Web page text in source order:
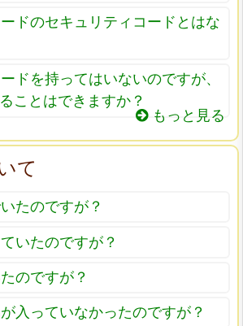
ドのセキュリティコードとはな
ドを持ってはいないのですが、
ことはできますか？
もっと見る
て
たのですが？
いたのですが？
のですが？
入っていなかったのですが？